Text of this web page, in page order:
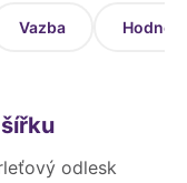
Vazba
odlesk